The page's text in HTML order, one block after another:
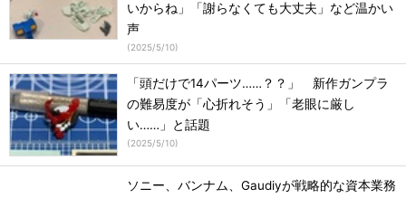
いからね」「謝らなくても大丈夫」など温かい
声
(2025/5/10)
「頭だけで14パーツ……？？」 新作ガンプラ
の難易度が「心折れそう」「老眼に厳し
い……」と話題
(2025/5/10)
ソニー、バンナム、Gaudiyが戦略的な資本業務